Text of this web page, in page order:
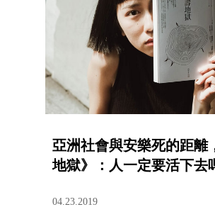
亞洲社會與安樂死的距離
地獄》：人一定要活下去
04.23.2019